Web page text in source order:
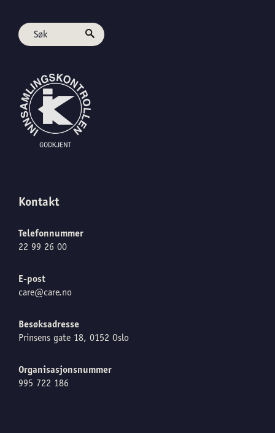
Kontakt
Telefonnummer
22 99 26 00
E-post
care@care.no
Besøksadresse
Prinsens gate 18, 0152 Oslo
Organisasjonsnummer
995 722 186